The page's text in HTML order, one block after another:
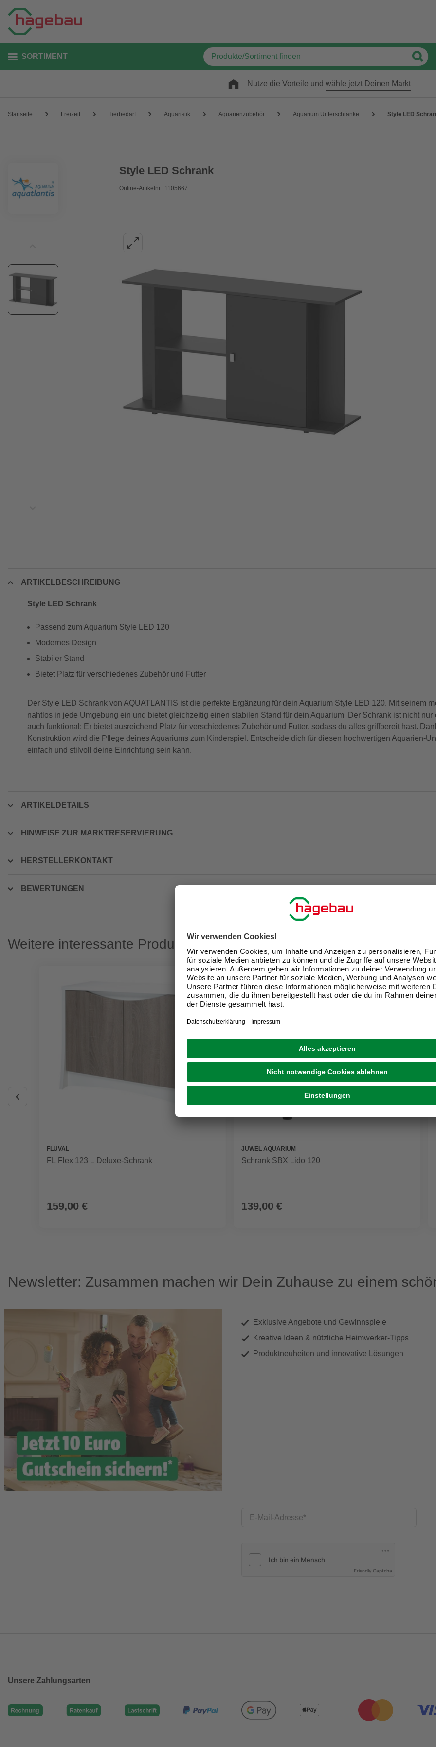
SORTIMENT
Nutze die Vorteile und wähle jetzt Deinen Markt
Startseite Freizeit Tierbedarf Aquaristik Aquarienzubehör Aquarium Unterschränke Style LED
Style LED Schrank
Online-Artikelnr.: 1105667
ARTIKELBESCHREIBUNG
Style LED Schrank
Passend zum Aquarium Style LED 120
Modernes Design
Stabiler Stand
Bietet Platz für verschiedenes Zubehör und Futter
Der Style LED Schrank von AQUATLANTIS ist die perfekte Ergänzung für dein Aquarium Style LED 120. Mit seinem
nahtlos in jede Umgebung ein und bietet gleichzeitig einen stabilen Stand für dein Aquarium. Der Schrank ist nicht nur
auch funktional: Er bietet ausreichend Platz für verschiedenes Zubehör und Futter, sodass du alles griffbereit hast.
Konstruktion wird die Pflege deines Aquariums zum Kinderspiel. Entscheide dich für diesen hochwertigen Aquarien-
einfach und stilvoll deine Einrichtung sein kann.
ARTIKELDETAILS
HINWEISE ZUR MARKTRESERVIERUNG
HERSTELLERKONTAKT
BEWERTUNGEN
Weitere interessante Produkte
FLUVAL
FL Flex 123 L Deluxe-Schrank
159,00 €
JUWEL AQUARIUM
Schrank SBX Lido 120
139,00 €
Newsletter: Zusammen machen wir Dein Zuhause zu einem
Exklusive Angebote und Gewinnspiele
Kreative Ideen & nützliche Heimwerker-Tipps
Produktneuheiten und innovative Lösungen
E-Mail-Adresse
Friendly Captcha
Unsere Zahlungsarten